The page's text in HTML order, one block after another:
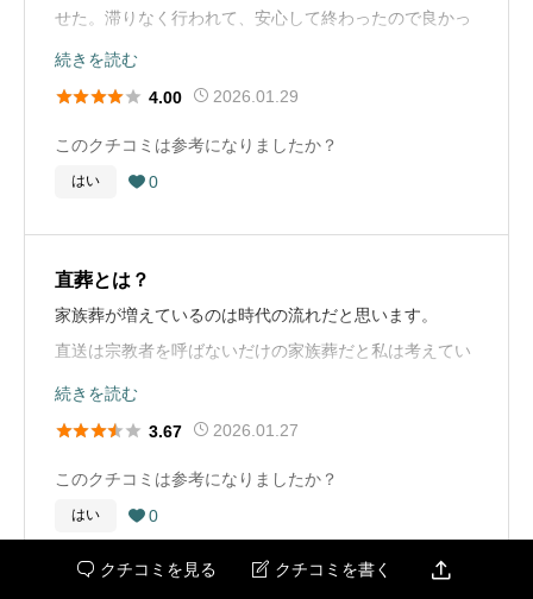
葬儀の料金
がお墓を管理できない場合は永代供養なども考えてます
お葬式の概要
葬儀の年 2022年
葬儀の場所
葬儀の料金
してくれることになりました。他の親戚に連絡し、親戚
は葬儀会場の施設に前泊することになりました。通夜は
会食しその日のうちに初七日を終えました。
葬儀社選びのアドバイス
積み立てができるだけでなく、親族間で使えるかどう
か。 地域の方や知人らが来場するにあたり、分かりやす
い場所にあるか。 担当者が誠実であるかどうか。 泊ま
お布施や戒名に関するコメント
せた。滞りなく行われて、安心して終わったので良かっ
た。
緩和病棟の病院で亡くなり、事前相談していた葬儀会社
へ連絡を取り、打ち合わせ、関係各所への連絡、通夜か
ら葬儀、火葬まで行った。
葬儀社選びのアドバイス
辛い気持ちに寄り添ってくれ、故人を偲んでくれる会社
り、高齢の親族も来やすい場所をおすすめします。
お布施や戒名に関するコメント
祖母と同じ漢字がつく戒名をもらったので、 家族で一体
続きを読む
 4.00 2026.01.29
このクチコミは参考になりましたか？
はい  0
直葬とは？
家族葬が増えているのは時代の流れだと思います。
直送は宗教者を呼ばないだけの家族葬だと私は考えてい
るのですが、
違いを教えて欲しかったです。
葬儀の流れ
故人が亡くなって、葬儀屋に連絡しました。病院に迎え
にきてもらいそのまま会館に移動しました。打ち合わせ
続きを読む
 3.67 2026.01.27
このクチコミは参考になりましたか？
はい  0
 クチコミを見る  クチコミを書く 